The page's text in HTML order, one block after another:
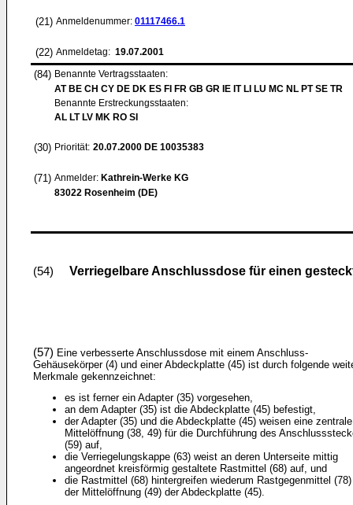
(21) Anmeldenummer: 01117466.1
(22) Anmeldetag: 19.07.2001
(84) Benannte Vertragsstaaten:
AT BE CH CY DE DK ES FI FR GB GR IE IT LI LU MC NL PT SE TR
Benannte Erstreckungsstaaten:
AL LT LV MK RO SI
(30) Priorität: 20.07.2000 DE 10035383
(71) Anmelder: Kathrein-Werke KG
83022 Rosenheim (DE)
(54) Verriegelbare Anschlussdose für einen
(57) Eine verbesserte Anschlussdose mit einem Anschluss-
Gehäusekörper (4) und einer Abdeckplatte (45) ist durch folgende
Merkmale gekennzeichnet:
es ist ferner ein Adapter (35) vorgesehen,
an dem Adapter (35) ist die Abdeckplatte (45) befestigt,
der Adapter (35) und die Abdeckplatte (45) weisen eine zentrale
Mittelöffnung (38, 49) für die Durchführung des
(59) auf,
die Verriegelungskappe (63) weist an deren Unterseite mittig
angeordnet kreisförmig gestaltete Rastmittel (68) auf, und
die Rastmittel (68) hintergreifen wiederum Rastgegenmittel
der Mittelöffnung (49) der Abdeckplatte (45).